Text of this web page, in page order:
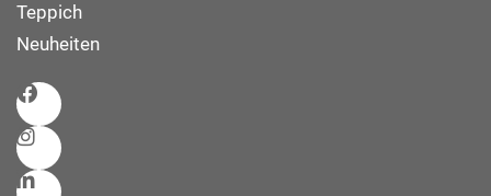
Teppich
Neuheiten